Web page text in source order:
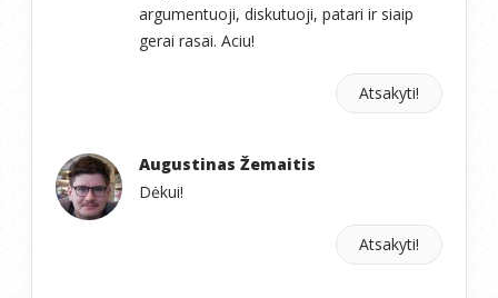
argumentuoji, diskutuoji, patari ir siaip
gerai rasai. Aciu!
Atsakyti!
Augustinas Žemaitis
Dėkui!
Atsakyti!